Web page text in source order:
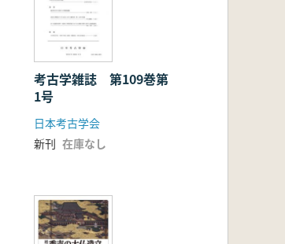
考古学雑誌 第109巻第
1号
日本考古学会
新刊 在庫なし